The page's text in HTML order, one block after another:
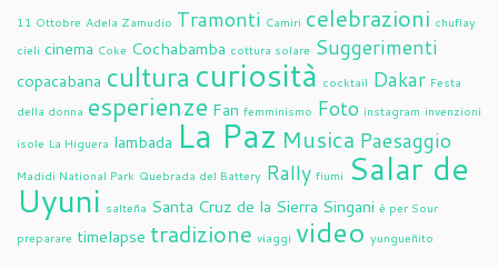
11 Ottobre Adela Zamudio Tramonti Camiri celebrazioni chuflay
cieli cinema Coke Cochabamba cottura solare Suggerimenti
copacabana cultura curiosità cocktail Dakar Festa
della donna esperienze Fan femminismo Foto instagram invenzioni
isole La Higuera lambada La Paz Musica Paesaggio
Madidi National Park Quebrada del Battery Rally fiumi Salar de
Uyuni salteña Santa Cruz de la Sierra Singani è per Sour
preparare timelapse tradizione viaggi video yungueñito